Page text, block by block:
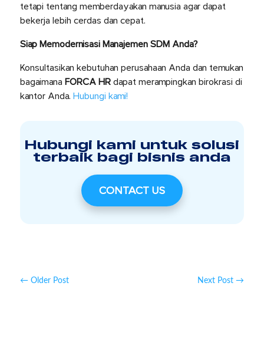
tetapi tentang memberdayakan manusia agar dapat
bekerja lebih cerdas dan cepat.
Siap Memodernisasi Manajemen SDM Anda?
Konsultasikan kebutuhan perusahaan Anda dan temukan
bagaimanaFORCA HR dapat merampingkan birokrasi di
kantor Anda.Hubungi kami!
Hubungi kami untuk solusi
terbaik bagi bisnis anda
CONTACT US
←Older Post Next Post→